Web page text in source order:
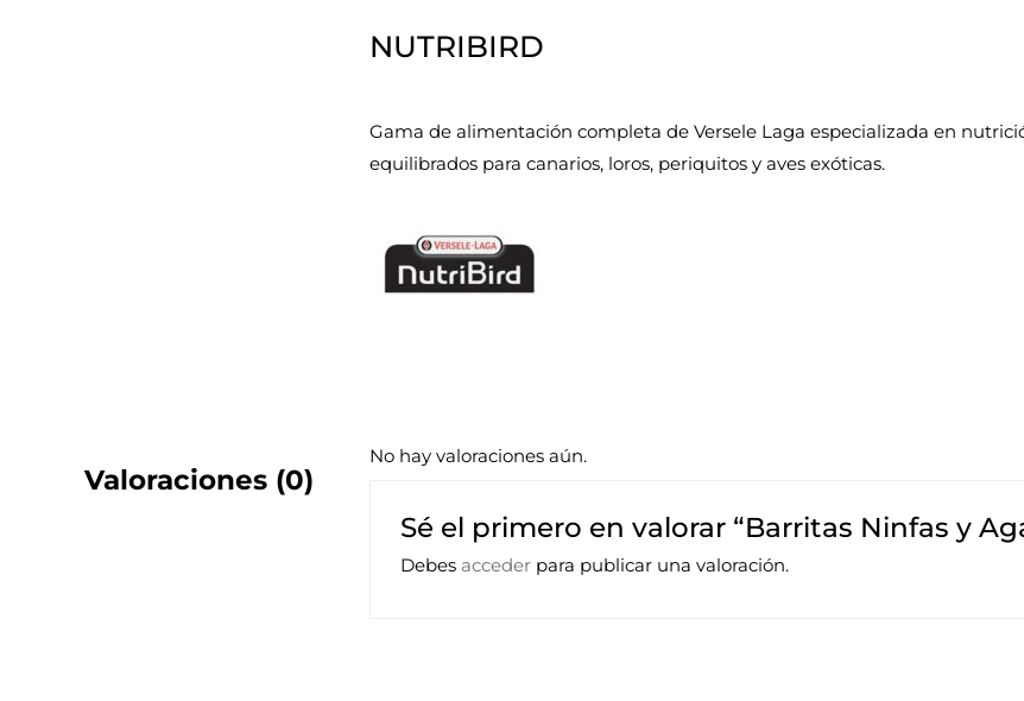
NUTRIBIRD
Gama de alimentación completa de Versele Laga especializada en
equilibrados para canarios, loros, periquitos y aves exóticas.
Valoraciones (0)
No hay valoraciones aún.
Sé el primero en valorar “Barritas Ninfas y
Debes acceder para publicar una valoración.